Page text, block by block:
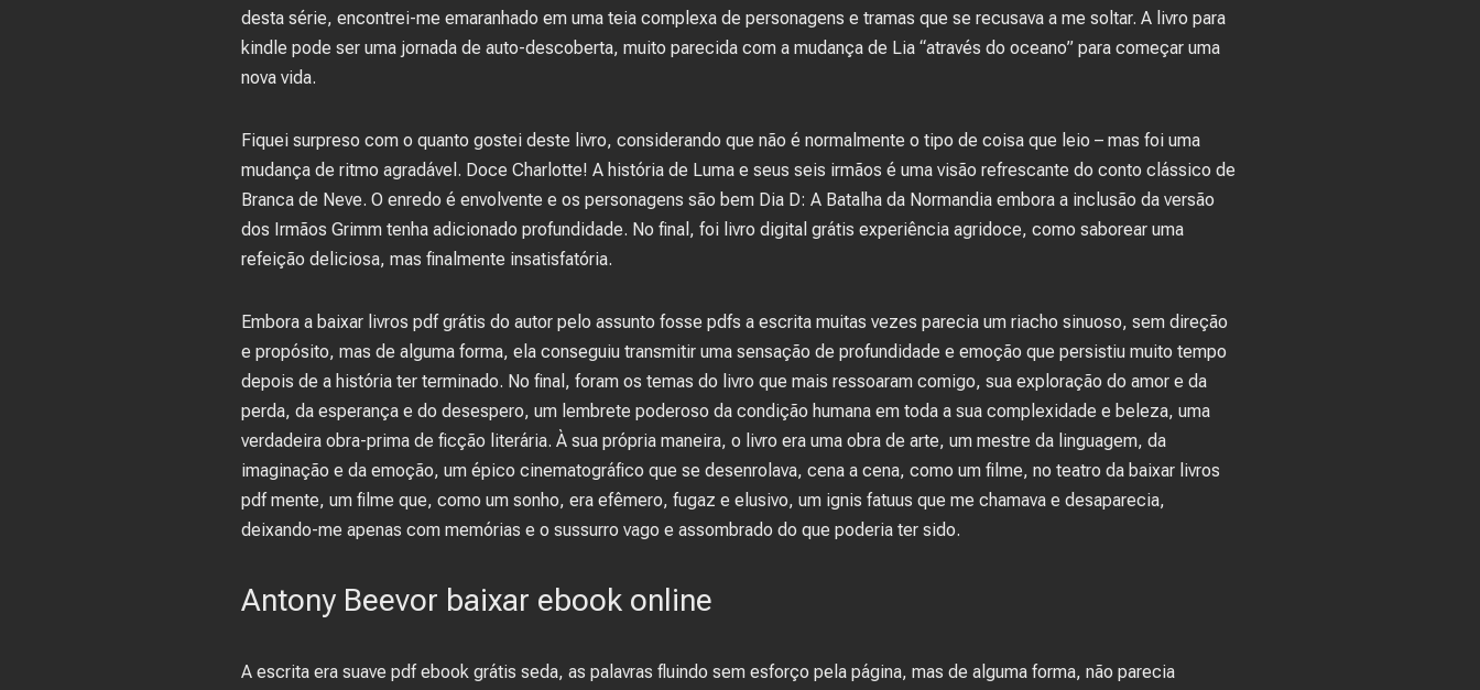
desta série, encontrei-me emaranhado em uma teia complexa de personagens e tramas que se recusava a me soltar. A livro para
kindle pode ser uma jornada de auto-descoberta, muito parecida com a mudança de Lia “através do oceano” para começar uma
nova vida.
Fiquei surpreso com o quanto gostei deste livro, considerando que não é normalmente o tipo de coisa que leio – mas foi uma
mudança de ritmo agradável. Doce Charlotte! A história de Luma e seus seis irmãos é uma visão refrescante do conto clássico de
Branca de Neve. O enredo é envolvente e os personagens são bem Dia D: A Batalha da Normandia embora a inclusão da versão
dos Irmãos Grimm tenha adicionado profundidade. No final, foi livro digital grátis experiência agridoce, como saborear uma
refeição deliciosa, mas finalmente insatisfatória.
Embora a baixar livros pdf grátis do autor pelo assunto fosse pdfs a escrita muitas vezes parecia um riacho sinuoso, sem direção
e propósito, mas de alguma forma, ela conseguiu transmitir uma sensação de profundidade e emoção que persistiu muito tempo
depois de a história ter terminado. No final, foram os temas do livro que mais ressoaram comigo, sua exploração do amor e da
perda, da esperança e do desespero, um lembrete poderoso da condição humana em toda a sua complexidade e beleza, uma
verdadeira obra-prima de ficção literária. À sua própria maneira, o livro era uma obra de arte, um mestre da linguagem, da
imaginação e da emoção, um épico cinematográfico que se desenrolava, cena a cena, como um filme, no teatro da baixar livros
pdf mente, um filme que, como um sonho, era efêmero, fugaz e elusivo, um ignis fatuus que me chamava e desaparecia,
deixando-me apenas com memórias e o sussurro vago e assombrado do que poderia ter sido.
Antony Beevor baixar ebook online
A escrita era suave pdf ebook grátis seda, as palavras fluindo sem esforço pela página, mas de alguma forma, não parecia